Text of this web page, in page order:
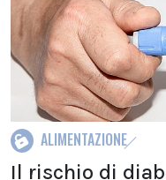
ALIMENTAZIONE
Il rischio di